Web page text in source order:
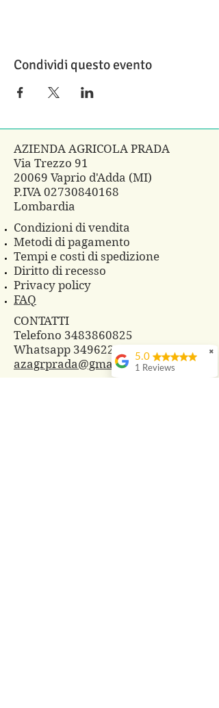
Condividi questo evento
AZIENDA AGRICOLA PRADA
Via Trezzo 91
20069 Vaprio d'Adda (MI)
P.IVA 02730840168
Lombardia
Condizioni di vendita
Metodi di pagamento
Tempi e costi di spedizione
Diritto di recesso
Privacy policy
FAQ
CONTATTI
Telefono 3483860825
Whatsapp 3496229607
azagrprada@gmail.com
✖
5.0
1 Reviews